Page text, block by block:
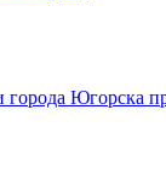
Югорска